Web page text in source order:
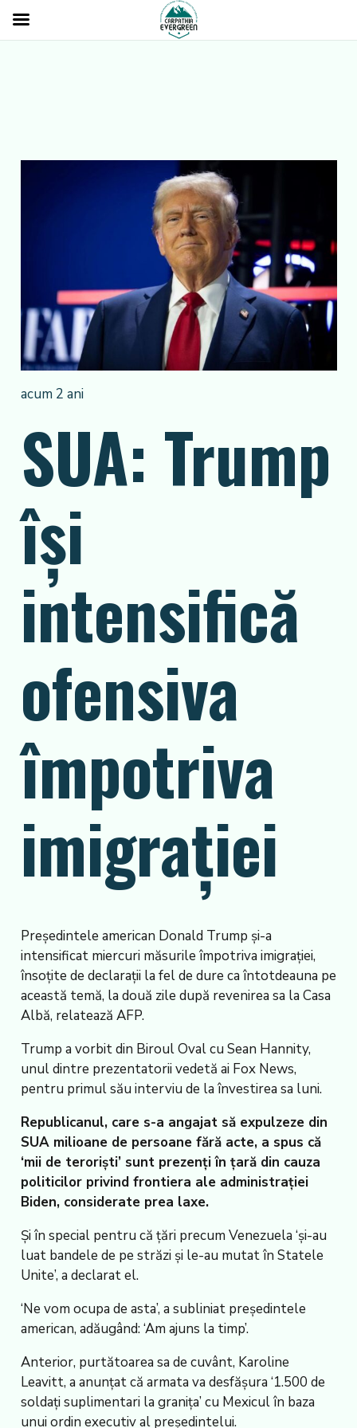
acum 2 ani
SUA: Trump
își
intensifică
ofensiva
împotriva
imigrației
Președintele american Donald Trump și-a
intensificat miercuri măsurile împotriva imigrației,
însoțite de declarații la fel de dure ca întotdeauna pe
această temă, la două zile după revenirea sa la Casa
Albă, relatează AFP.
Trump a vorbit din Biroul Oval cu Sean Hannity,
unul dintre prezentatorii vedetă ai Fox News,
pentru primul său interviu de la învestirea sa luni.
Republicanul, care s-a angajat să expulzeze din
SUA milioane de persoane fără acte, a spus că
‘mii de teroriști’ sunt prezenți în țară din cauza
politicilor privind frontiera ale administrației
Biden, considerate prea laxe.
Și în special pentru că țări precum Venezuela ‘și-au
luat bandele de pe străzi și le-au mutat în Statele
Unite’, a declarat el.
‘Ne vom ocupa de asta’, a subliniat președintele
american, adăugând: ‘Am ajuns la timp’.
Anterior, purtătoarea sa de cuvânt, Karoline
Leavitt, a anunțat că armata va desfășura ‘1.500 de
soldați suplimentari la granița’ cu Mexicul în baza
unui ordin executiv al președintelui.